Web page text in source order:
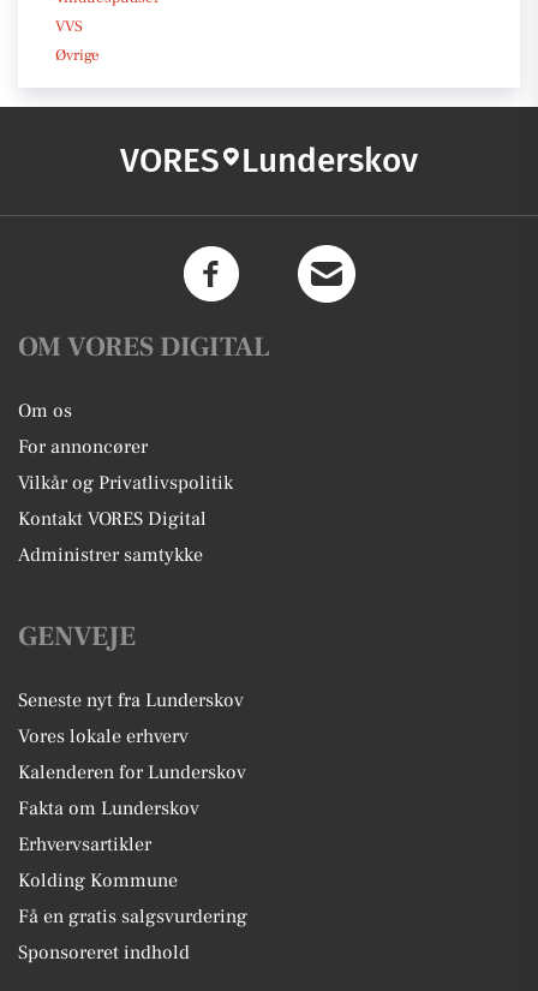
VVS
Øvrige
VORES Lunderskov
OM VORES DIGITAL
Om os
For annoncører
Vilkår og Privatlivspolitik
Kontakt VORES Digital
Administrer samtykke
GENVEJE
Seneste nyt fra Lunderskov
Vores lokale erhverv
Kalenderen for Lunderskov
Fakta om Lunderskov
Erhvervsartikler
Kolding Kommune
Få en gratis salgsvurdering
Sponsoreret indhold